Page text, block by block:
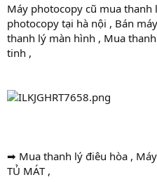
Máy photocopy cũ mua thanh
photocopy tại hà nội , Bán
thanh lý màn hình , Mua
tinh ,
➡ Mua thanh lý điêu hòa ,
TỦ MÁT ,